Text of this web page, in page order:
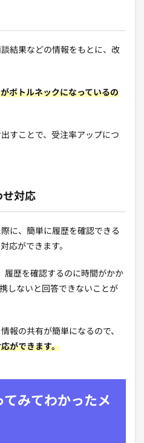
結果などの情報をもとに、改
ボトルネックになっているの
すことで、受注率アップにつ
せ対応
に、簡単に履歴を確認できる
応ができます。
履歴を確認するのに時間がかか
しないと回答できないことが
報の共有が簡単になるので、
ができます。
みてわかったメ